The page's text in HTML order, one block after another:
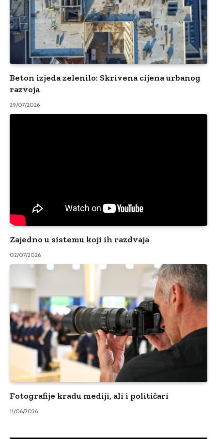
Beton izjeda zelenilo: Skrivena cijena urbanog
razvoja
29/07/2026
Zajedno u sistemu koji ih razdvaja
02/07/2026
Fotografije kradu mediji, ali i političari
11/06/2026